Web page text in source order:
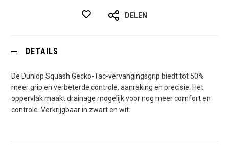
DELEN
DETAILS
De Dunlop Squash Gecko-Tac-vervangingsgrip biedt tot 50%
meer grip en verbeterde controle, aanraking en precisie. Het
oppervlak maakt drainage mogelijk voor nog meer comfort en
controle. Verkrijgbaar in zwart en wit.